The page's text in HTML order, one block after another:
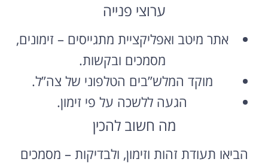
ערוצי פנייה
אתר מיטב ואפליקציית מתגייסים – זימונים,
מסמכים ובקשות.
מוקד המלש”בים הטלפוני של צה”ל.
הגעה ללשכה על פי זימון.
מה חשוב להכין
הביאו תעודת זהות וזימון, ולבדיקות – מסמכים